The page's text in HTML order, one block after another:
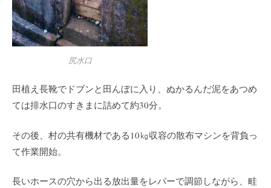
尻水口
田植え長靴でドブンと田んぼに入り、ぬかるんだ泥をあつめ
ては排水口のすきまに詰めて約30分。
その後、村の共有機材である10㎏収容の散布マシンを背負っ
て作業開始。
長いホースの穴から出る放出量をレバーで調節しながら、畦